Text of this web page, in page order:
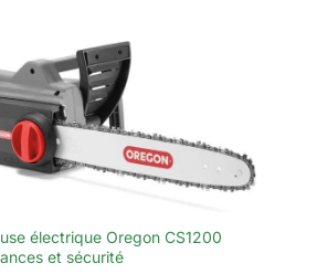
électrique Oregon CS1200
et sécurité